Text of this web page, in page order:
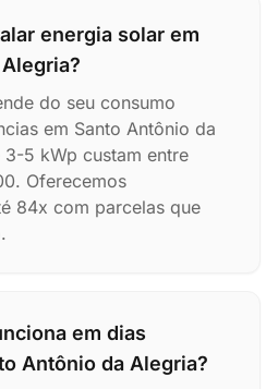
energia solar em
do seu consumo
em Santo Antônio da
5 kWp custam entre
Oferecemos
84x com parcelas que
em dias
Antônio da Alegria?